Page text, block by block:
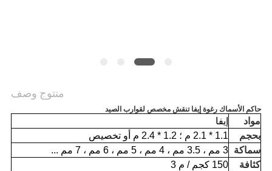
PRIVACY
POLICY
منتوج وصف
حاكم الأسماك رغوة إيفا تنقش مخصص لقوارب الصيد
مواد
إيفا
بحجم
1.1 * 2.1 م ؛ 1.2 * 2.4 م أو تخصيص
سماكة 3 مم ، 3.5 مم ، 4 مم ، 5 مم ، 6 مم ، 7 مم ...
كثافة
150 كجم / م 3